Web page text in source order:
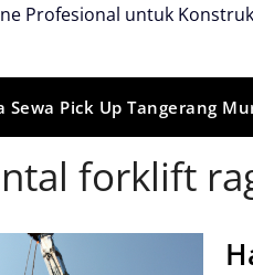
Profesional untuk
Sewa Pick Up Tangerang
forklift